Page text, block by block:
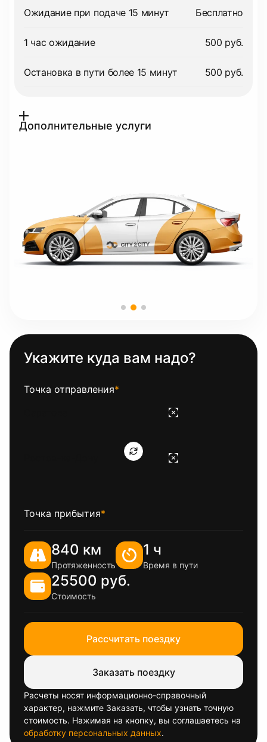
Ожидание при подаче 15 минут Бесплатно
1 час ожидание 500 руб.
Остановка в пути более 15 минут 500 руб.
Дополнительные услуги
Укажите куда вам надо?
Точка отправления*
Точка прибытия*
840 км
Протяженность
1 ч
Время в пути
25500 руб.
Стоимость
Рассчитать поездку
Заказать поездку
Расчеты носят информационно-справочный
характер, нажмите Заказать, чтобы узнать точную
стоимость. Нажимая на кнопку, вы соглашаетесь на
обработку персональных данных.